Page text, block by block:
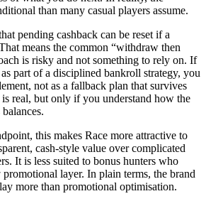
than many casual players assume.
pending cashback can be reset if a
means the common “withdraw then
is risky and not something to rely on. If
part of a disciplined bankroll strategy, you
not as a fallback plan that survives
real, but only if you understand how the
this makes Race more attractive to
cash-style value over complicated
It is less suited to bonus hunters who
layer. In plain terms, the brand
more than promotional optimisation.